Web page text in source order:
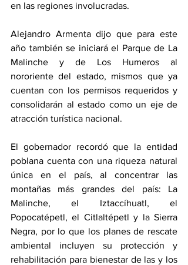
en las regiones involucradas.
Alejandro Armenta dijo que para este
año también se iniciará el Parque de La
Malinche y de Los Humeros al
nororiente del estado, mismos que ya
cuentan con los permisos requeridos y
consolidarán al estado como un eje de
atracción turística nacional.
El gobernador recordó que la entidad
poblana cuenta con una riqueza natural
única en el país, al concentrar las
montañas más grandes del país: La
Malinche, el Iztaccíhuatl, el
Popocatépetl, el Citlaltépetl y la Sierra
Negra, por lo que los planes de rescate
ambiental incluyen su protección y
rehabilitación para bienestar de las y los